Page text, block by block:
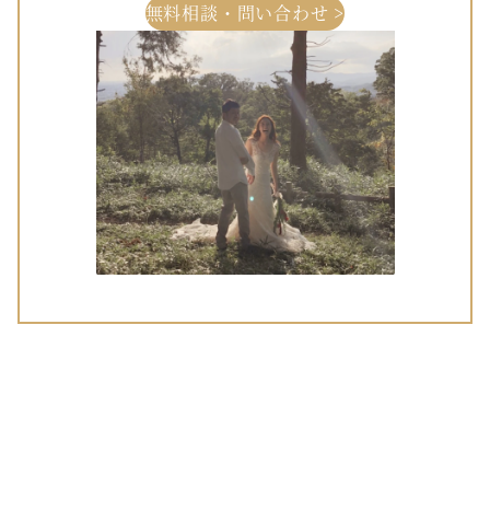
無料相談・問い合わせ >